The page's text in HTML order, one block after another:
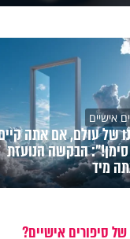
אישיים
של עולם, אם אתה
סימן!": הבקשה הנועזת
מיד
סיפורים אישיים?